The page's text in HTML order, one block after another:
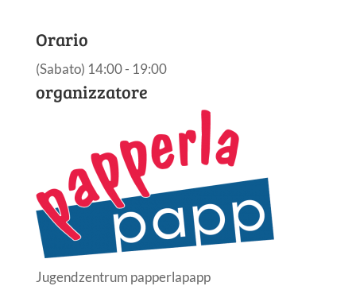
Orario
(Sabato) 14:00 - 19:00
organizzatore
Jugendzentrum papperlapapp